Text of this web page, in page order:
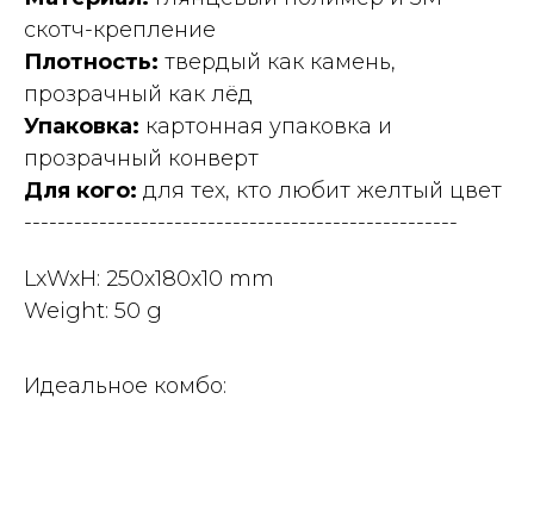
скотч-крепление
Плотность: твердый как камень,
прозрачный как лёд
Упаковка: картонная упаковка и
прозрачный конверт
Для кого: для тех, кто любит желтый цвет
----------------------------------------------------
LxWxH: 250x180x10 mm
Weight: 50 g
Идеальное комбо: